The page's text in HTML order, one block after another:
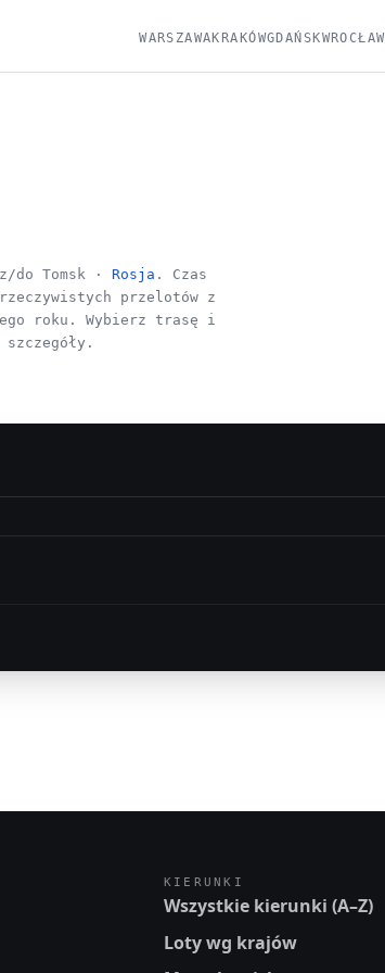
WARSZAWAKRAKÓWGDAŃSKWROCŁAW
do Tomsk · Rosja . Czas
przelotów z
roku. Wybierz trasę i
szczegóły.
KIERUNKI
Wszystkie kierunki (A–Z)
Loty wg krajów